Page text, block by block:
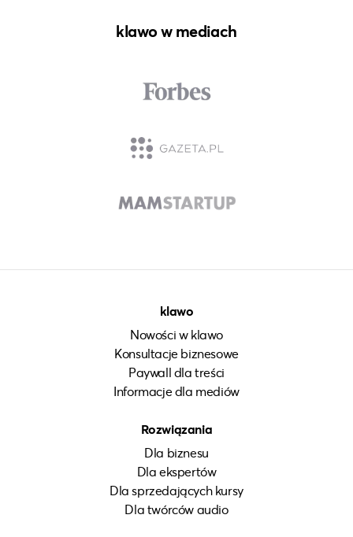
klawo w mediach
klawo
Nowości w klawo
Konsultacje biznesowe
Paywall dla treści
Informacje dla mediów
Rozwiązania
Dla biznesu
Dla ekspertów
Dla sprzedających kursy
Dla twórców audio